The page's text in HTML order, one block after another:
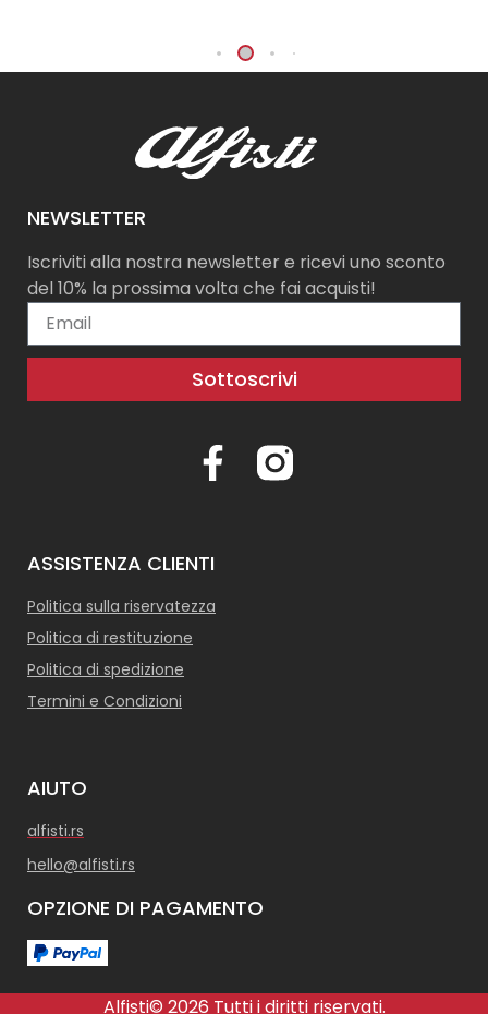
NEWSLETTER
Iscriviti alla nostra newsletter e ricevi uno sconto
del 10% la prossima volta che fai acquisti!
Sottoscrivi
ASSISTENZA CLIENTI
Politica sulla riservatezza
Politica di restituzione
Politica di spedizione
Termini e Condizioni
AIUTO
alfisti.rs
hello@alfisti.rs
OPZIONE DI PAGAMENTO
Alfisti© 2026 Tutti i diritti riservati.